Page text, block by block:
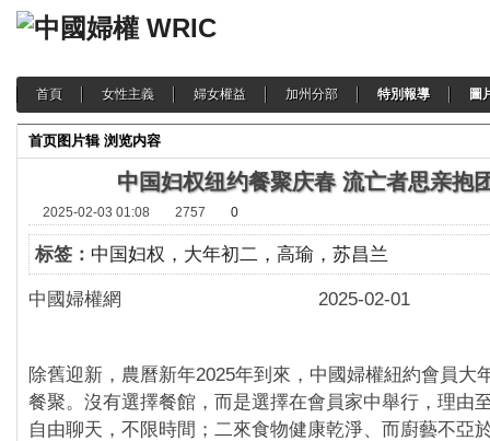
首頁 女性主義 婦女權益 加州分部 特別報導 圖
首页图片辑 浏览内容
中国妇权纽约餐聚庆春 流亡者思亲抱
2025-02-03 01:08 2757 0
标签： 中国妇权，大年初二，高瑜，苏昌兰
中國婦權網 2025-02-01
除舊迎新，農曆新年2025年到來，中國婦權紐約會員大
餐聚。沒有選擇餐館，而是選擇在會員家中舉行，理由
自由聊天，不限時間；二來食物健康乾淨、而廚藝不亞